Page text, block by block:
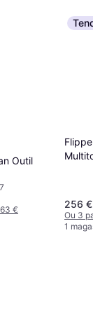
Outil
€
256 €
Ou 3
1